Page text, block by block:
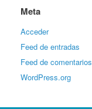
Meta
Acceder
Feed de entradas
Feed de comentarios
WordPress.org